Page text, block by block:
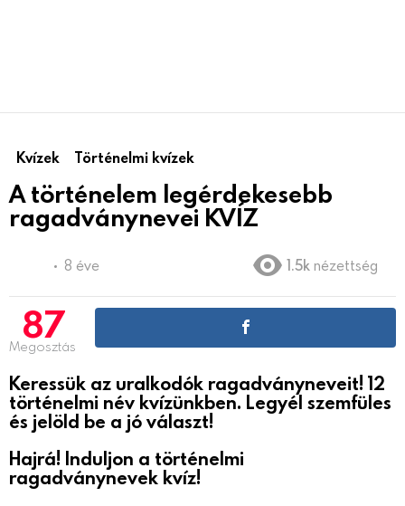
Kvízek Történelmi kvízek
A történelem legérdekesebb
ragadványnevei KVÍZ
8 éve 1.5k nézettség
87
Megosztás
Keressük az uralkodók ragadványneveit! 12
történelmi név kvízünkben. Legyél szemfüles
és jelöld be a jó választ!
Hajrá! Induljon a történelmi
ragadványnevek kvíz!